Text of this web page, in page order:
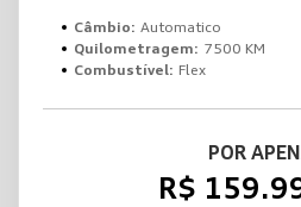
Câmbio: Automatico
Quilometragem: 7500 KM
Combustível: Flex
POR
R$